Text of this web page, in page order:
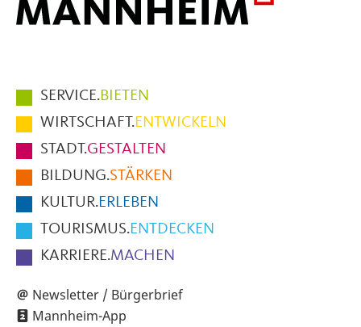
Hauptmenüpunkte
im
Fußbereich
der
Seite
SERVICE.BIETEN
WIRTSCHAFT.ENTWICKELN
STADT.GESTALTEN
BILDUNG.STÄRKEN
KULTUR.ERLEBEN
TOURISMUS.ENTDECKEN
KARRIERE.MACHEN
Newsletter / Bürgerbrief
Mannheim-App